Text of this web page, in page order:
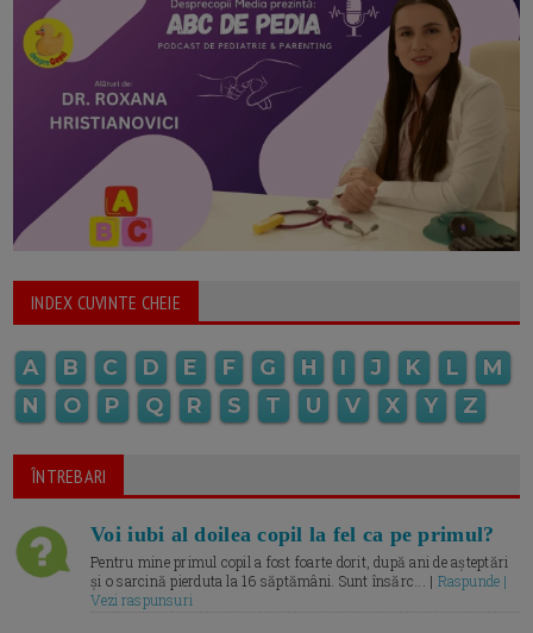
INDEX CUVINTE CHEIE
A B C D E F G H I J K L
M
N
O P Q R S T U V X Y Z
ÎNTREBARI
Voi iubi al doilea copil la fel ca pe primul?
Pentru mine primul copil a fost foarte dorit, după ani de așteptări
și o sarcină pierduta la 16 săptămâni. Sunt însărc... | Raspunde |
Vezi raspunsuri